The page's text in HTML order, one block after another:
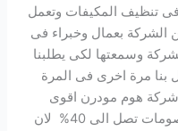
تنظيف المكيفات وتعمل
بعمال وخبراء فى
وسمعتها لكى يطلبنا
مرة اخرى فى المرة
هوم مودرن اقوى
العروض وافضل الخصومات وهناك خصومات تصل الى 40% لان